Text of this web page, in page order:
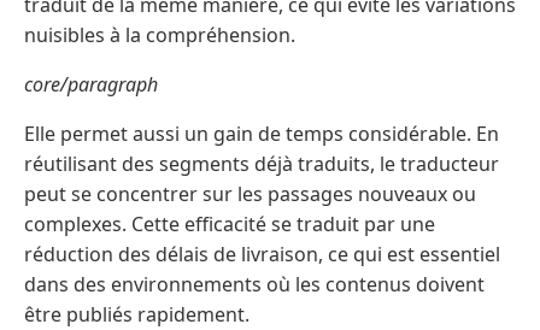
nuisibles à la compréhension.
core/paragraph
Elle permet aussi un gain de temps considérable. En
réutilisant des segments déjà traduits, le traducteur
peut se concentrer sur les passages nouveaux ou
complexes. Cette efficacité se traduit par une
réduction des délais de livraison, ce qui est essentiel
dans des environnements où les contenus doivent
être publiés rapidement.